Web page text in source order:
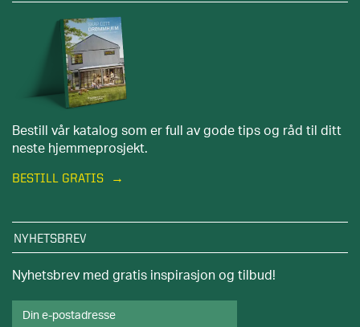
Bestill vår katalog som er full av gode tips og råd til ditt
neste hjemmeprosjekt.
BESTILL GRATIS
NYHETSBREV
Nyhetsbrev med gratis inspirasjon og tilbud!